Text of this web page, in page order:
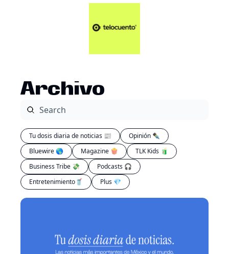
Artículos 📑
Plus 💎
Archivo
Tu dosis diaria de noticias 📰
Opinión ✒️
Bluewire 🌎
Magazine 🍿
TLK Kids 🧃
Business Tribe 💸
Podcasts 🎧
Entretenimiento🥤
Plus 💎